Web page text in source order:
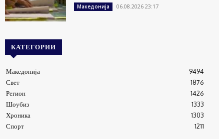
Македонија 06.08.2026 23:17
КАТЕГОРИИ
Македонија
9494
Свет
1876
Регион
1426
Шоубиз
1333
Хроника
1303
Спорт
1211